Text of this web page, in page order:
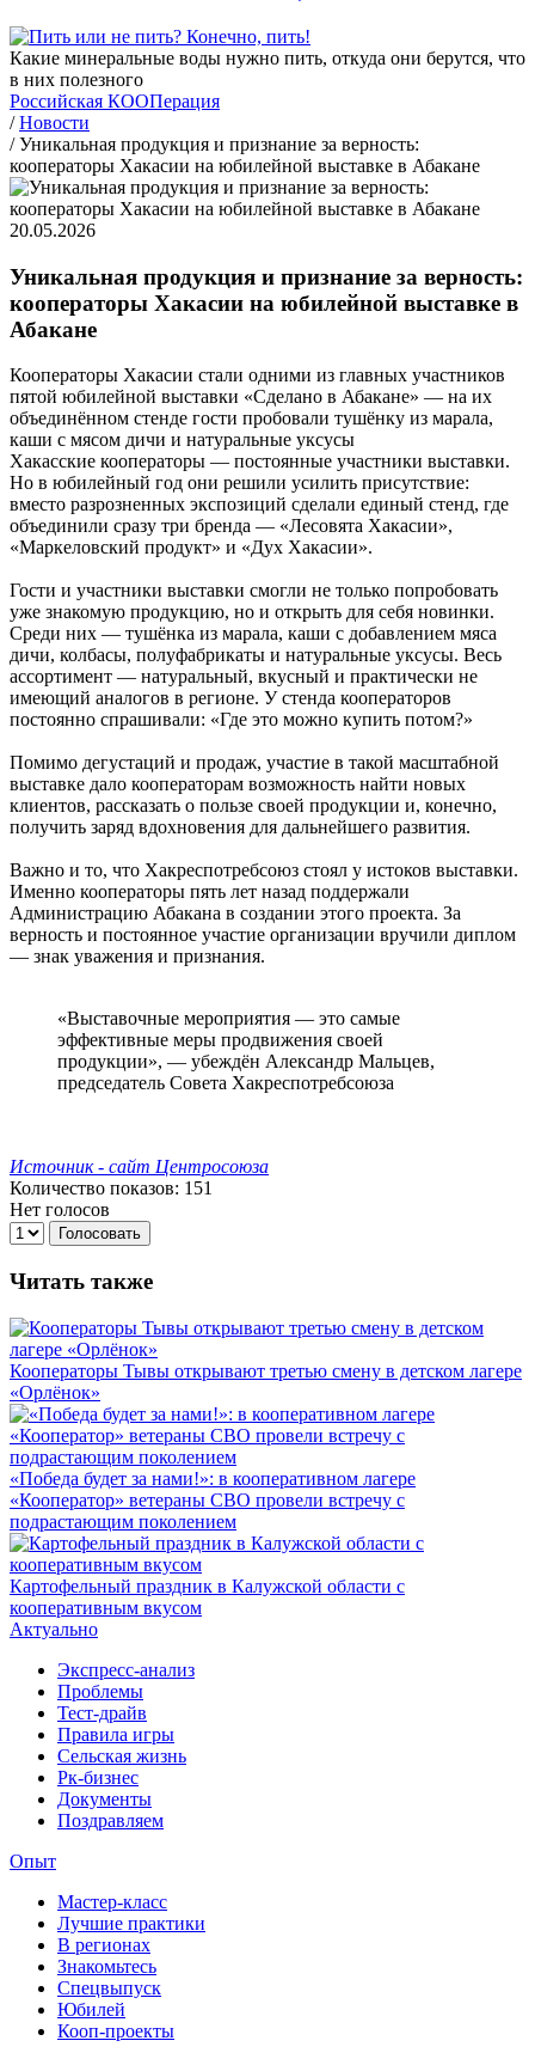
Какие минеральные воды нужно пить, откуда они берутся, что
в них полезного
Российская КООПерация
/ Новости
/ Уникальная продукция и признание за верность:
кооператоры Хакасии на юбилейной выставке в Абакане
20.05.2026
Уникальная продукция и признание за верность:
кооператоры Хакасии на юбилейной выставке в
Абакане
Кооператоры Хакасии стали одними из главных участников
пятой юбилейной выставки «Сделано в Абакане» — на их
объединённом стенде гости пробовали тушёнку из марала,
каши с мясом дичи и натуральные уксусы
Хакасские кооператоры — постоянные участники выставки.
Но в юбилейный год они решили усилить присутствие:
вместо разрозненных экспозиций сделали единый стенд, где
объединили сразу три бренда — «Лесовята Хакасии»,
«Маркеловский продукт» и «Дух Хакасии».
Гости и участники выставки смогли не только попробовать
уже знакомую продукцию, но и открыть для себя новинки.
Среди них — тушёнка из марала, каши с добавлением мяса
дичи, колбасы, полуфабрикаты и натуральные уксусы. Весь
ассортимент — натуральный, вкусный и практически не
имеющий аналогов в регионе. У стенда кооператоров
постоянно спрашивали: «Где это можно купить потом?»
Помимо дегустаций и продаж, участие в такой масштабной
выставке дало кооператорам возможность найти новых
клиентов, рассказать о пользе своей продукции и, конечно,
получить заряд вдохновения для дальнейшего развития.
Важно и то, что Хакреспотребсоюз стоял у истоков выставки.
Именно кооператоры пять лет назад поддержали
Администрацию Абакана в создании этого проекта. За
верность и постоянное участие организации вручили диплом
— знак уважения и признания.
«Выставочные мероприятия — это самые
эффективные меры продвижения своей
продукции», — убеждён Александр Мальцев,
председатель Совета Хакреспотребсоюза
Источник - сайт Центросоюза
Количество показов: 151
Нет голосов
Голосовать
Читать также
Кооператоры Тывы открывают третью смену в детском лагере
«Орлёнок»
«Победа будет за нами!»: в кооперативном лагере
«Кооператор» ветераны СВО провели встречу с
подрастающим поколением
Картофельный праздник в Калужской области с
кооперативным вкусом
Актуально
Экспресс-анализ
Проблемы
Тест-драйв
Правила игры
Сельская жизнь
Рк-бизнес
Документы
Поздравляем
Опыт
Мастер-класс
Лучшие практики
В регионах
Знакомьтесь
Спецвыпуск
Юбилей
Кооп-проекты